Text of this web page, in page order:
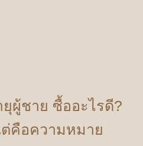
ผู้ชาย ซื้ออะไรดี?
คือความหมาย